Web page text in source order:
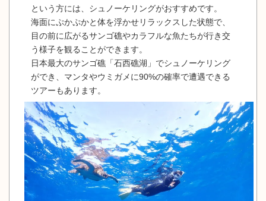
という方には、シュノーケリングがおすすめです。
海面にぷかぷかと体を浮かせリラックスした状態で、
目の前に広がるサンゴ礁やカラフルな魚たちが行き交
う様子を観ることができます。
日本最大のサンゴ礁「石西礁湖」でシュノーケリング
ができ、マンタやウミガメに90%の確率で遭遇できる
ツアーもあります。